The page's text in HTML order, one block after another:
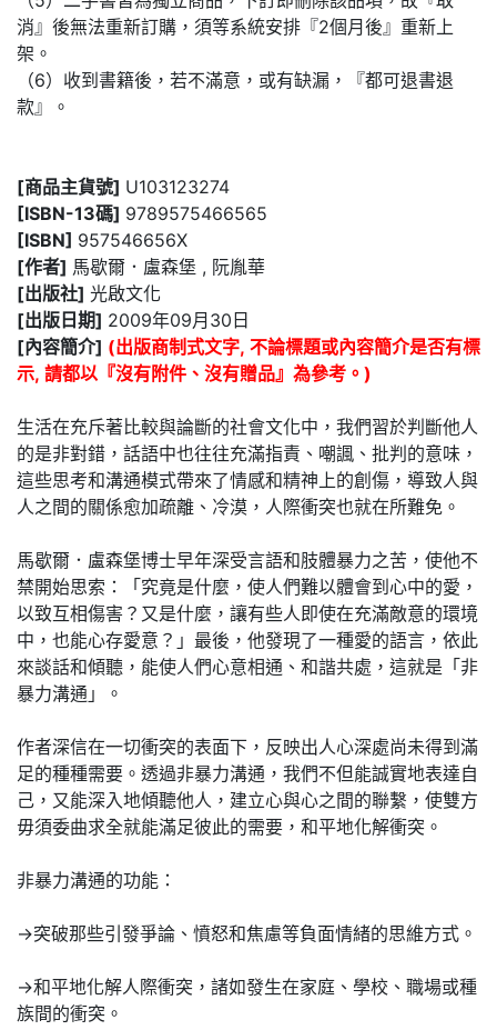
消』後無法重新訂購，須等系統安排『2個月後』重新上
架。
（6）收到書籍後，若不滿意，或有缺漏，『都可退書退
款』。
[商品主貨號] U103123274
[ISBN-13碼] 9789575466565
[ISBN] 957546656X
[作者] 馬歇爾．盧森堡 , 阮胤華
[出版社] 光啟文化
[出版日期] 2009年09月30日
[內容簡介] (出版商制式文字, 不論標題或內容簡介是否有標
示, 請都以『沒有附件、沒有贈品』為參考。)
生活在充斥著比較與論斷的社會文化中，我們習於判斷他人
的是非對錯，話語中也往往充滿指責、嘲諷、批判的意味，
這些思考和溝通模式帶來了情感和精神上的創傷，導致人與
人之間的關係愈加疏離、冷漠，人際衝突也就在所難免。
馬歇爾．盧森堡博士早年深受言語和肢體暴力之苦，使他不
禁開始思索：「究竟是什麼，使人們難以體會到心中的愛，
以致互相傷害？又是什麼，讓有些人即使在充滿敵意的環境
中，也能心存愛意？」最後，他發現了一種愛的語言，依此
來談話和傾聽，能使人們心意相通、和諧共處，這就是「非
暴力溝通」。
作者深信在一切衝突的表面下，反映出人心深處尚未得到滿
足的種種需要。透過非暴力溝通，我們不但能誠實地表達自
己，又能深入地傾聽他人，建立心與心之間的聯繫，使雙方
毋須委曲求全就能滿足彼此的需要，和平地化解衝突。
非暴力溝通的功能：
→突破那些引發爭論、憤怒和焦慮等負面情緒的思維方式。
→和平地化解人際衝突，諸如發生在家庭、學校、職場或種
族間的衝突。